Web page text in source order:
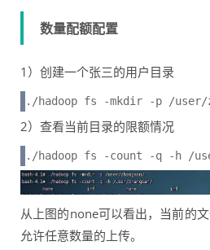
数量配额配置
1）创建一个张三的用户目录
./hadoop fs -mkdir -p /user/
2）查看当前目录的限额情况
./hadoop fs -count -q -h /
从上图的none可以看出，当前的
允许任意数量的上传。